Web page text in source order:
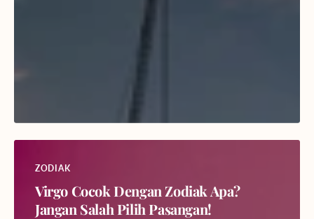
ZODIAK
Virgo Cocok Dengan Zodiak Apa?
Jangan Salah Pilih Pasangan!